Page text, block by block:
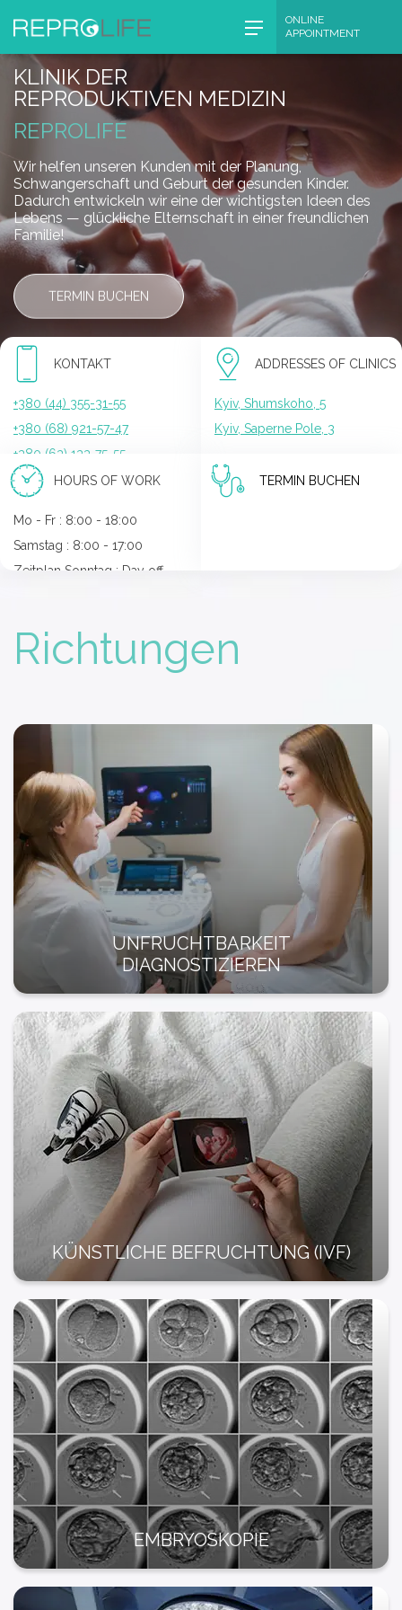
content
ONLINE
APPOINTMENT
KLINIK DER
REPRODUKTIVEN MEDIZIN
REPROLIFE
Wir helfen unseren Kunden mit der Planung,
Schwangerschaft und Geburt der gesunden Kinder.
Dadurch entwickeln wir eine der wichtigsten Ideen des
Lebens — glückliche Elternschaft in einer freundlichen
Familie!
TERMIN BUCHEN
KONTAKT
+380 (44) 355-31-55
+380 (68) 921-57-47
+380 (63) 133-75-55
ADDRESSES OF CLINICS
Kyiv, Shumskoho, 5
Kyiv, Saperne Pole, 3
HOURS OF WORK
Mo - Fr : 8:00 - 18:00
Samstag : 8:00 - 17:00
Zeitplan Sonntag : Day off
TERMIN BUCHEN
Richtungen
UNFRUCHTBARKEIT
DIAGNOSTIZIEREN
KÜNSTLICHE BEFRUCHTUNG (IVF)
EMBRYOSKOPIE